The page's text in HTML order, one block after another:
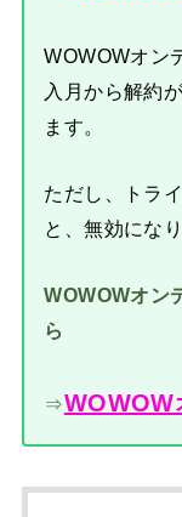
WOWOWオン
入月から解約
ます。
ただし、トラ
と、無効になり
WOWOWオン
ら
⇒WOWOW